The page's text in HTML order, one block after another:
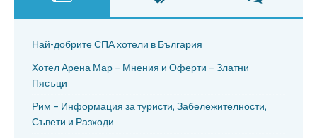
Най-добрите СПА хотели в България
Хотел Арена Мар – Мнения и Оферти – Златни
Пясъци
Рим – Информация за туристи, Забележителности,
Съвети и Разходи